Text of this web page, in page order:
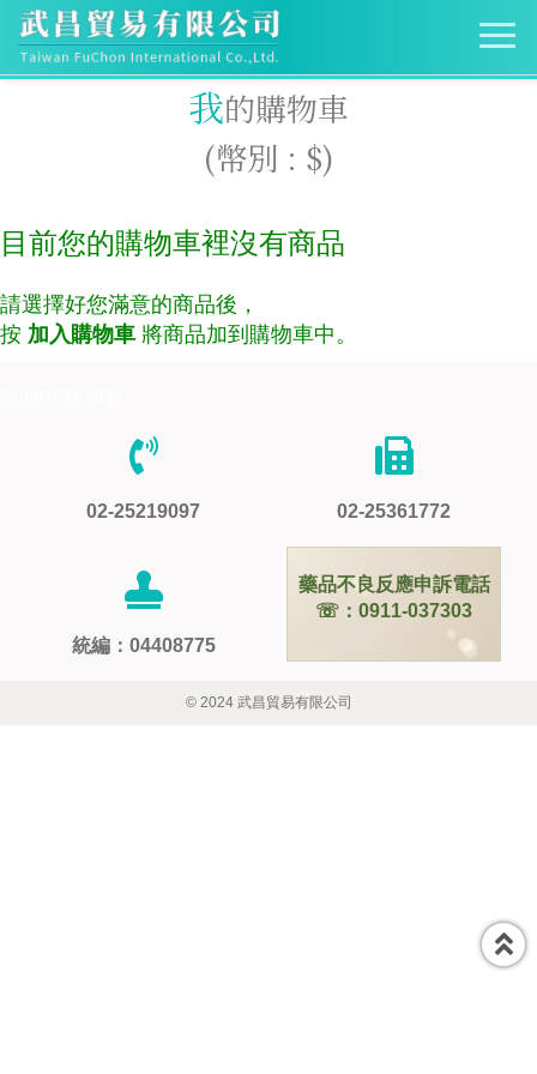
我的購物車
(幣別 : $)
目前您的購物車裡沒有商品
請選擇好您滿意的商品後，
按 加入購物車 將商品加到購物車中。
02-25219097 02-25361772
統編：04408775
藥品不良反應申訴電話
☏：0911-037303
© 2024 武昌貿易有限公司